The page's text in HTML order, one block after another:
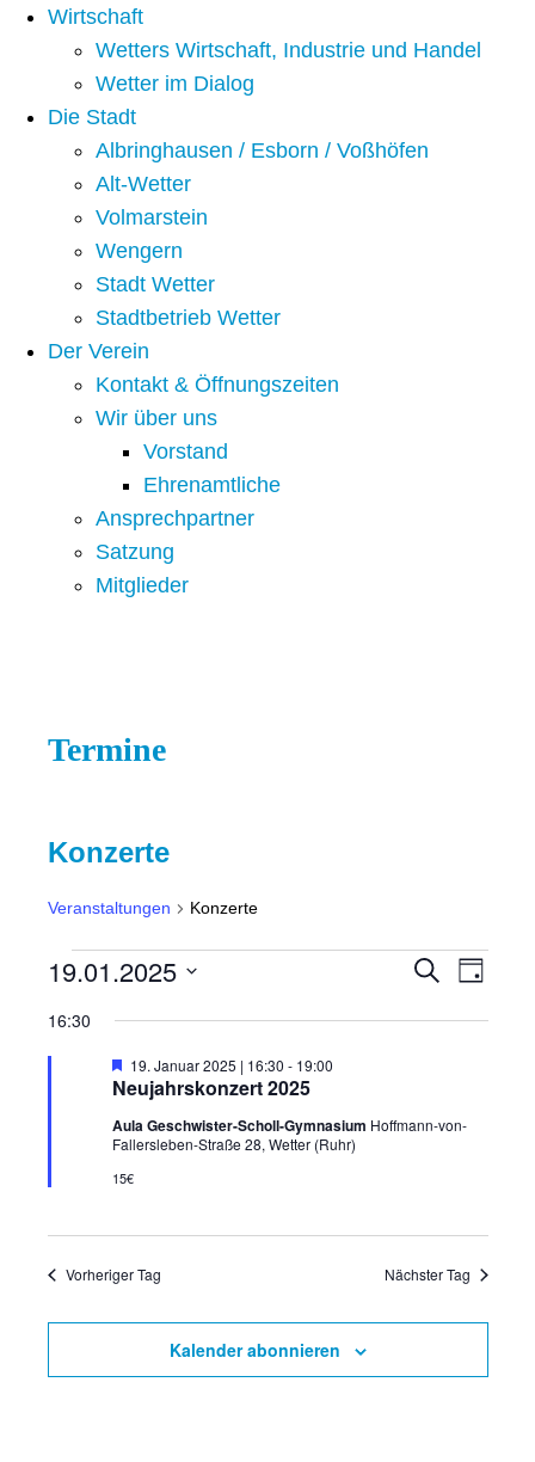
Wirtschaft
Wetters Wirtschaft, Industrie und Handel
Wetter im Dialog
Die Stadt
Albringhausen / Esborn / Voßhöfen
Alt-Wetter​
Volmarstein
Wengern
Stadt Wetter
Stadtbetrieb Wetter
Der Verein
Kontakt & Öffnungszeiten
Wir über uns
Vorstand
Ehrenamtliche
Ansprechpartner
Satzung
Mitglieder
Termine
Konzerte
Veranstaltungen Konzerte
V
e
r
s
t
a
l
V
e
t
a
l
S
V
l
t
T
g
19.01.2025
h
l
.
16:30
Neujahrskonzert 2025
H
e
r
v
o
g
o
e
19. Januar 2025 | 16:30 - 19:00
Aula Geschwister-Scholl-Gymnasium Hoffmann-von-
Fallersleben-Straße 28, Wetter (Ruhr)
15€
Vorheriger Tag Nächster Tag
Kalender abonnieren